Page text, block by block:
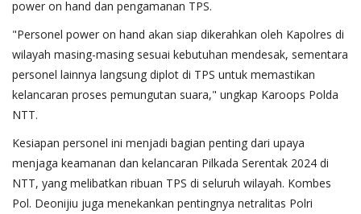
power on hand dan pengamanan TPS.
"Personel power on hand akan siap dikerahkan oleh Kapolres di
wilayah masing-masing sesuai kebutuhan mendesak, sementara
personel lainnya langsung diplot di TPS untuk memastikan
kelancaran proses pemungutan suara," ungkap Karoops Polda
NTT.
Kesiapan personel ini menjadi bagian penting dari upaya
menjaga keamanan dan kelancaran Pilkada Serentak 2024 di
NTT, yang melibatkan ribuan TPS di seluruh wilayah. Kombes
Pol. Deonijiu juga menekankan pentingnya netralitas Polri